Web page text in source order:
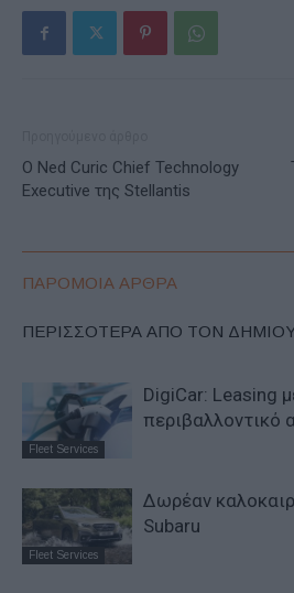
Ο Ned Curic Chief Technology
Executive της Stellantis
ΠΑΡΟΜΟΙΑ ΑΡΘΡΑ
ΠΕΡΙΣΣΟΤΕΡΑ ΑΠΟ ΤΟΝ
Fleet Services
DigiCar: Leasing
περιβαλλοντικό
Fleet Services
Δωρέαν
Subaru